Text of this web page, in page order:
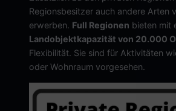
Regionsbesitzer auch andere Arten
erwerben. Full Regionen bieten mit
Landobjektkapazität von 20.000
Flexibilität. Sie sind für Aktivitäten
oder Wohnraum vorgesehen.